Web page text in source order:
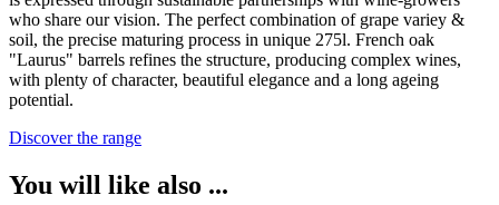
who share our vision. The perfect combination of grape variey &
soil, the precise maturing process in unique 275l. French oak
"Laurus" barrels refines the structure, producing complex wines,
with plenty of character, beautiful elegance and a long ageing
potential.
Discover the range
You will like also ...